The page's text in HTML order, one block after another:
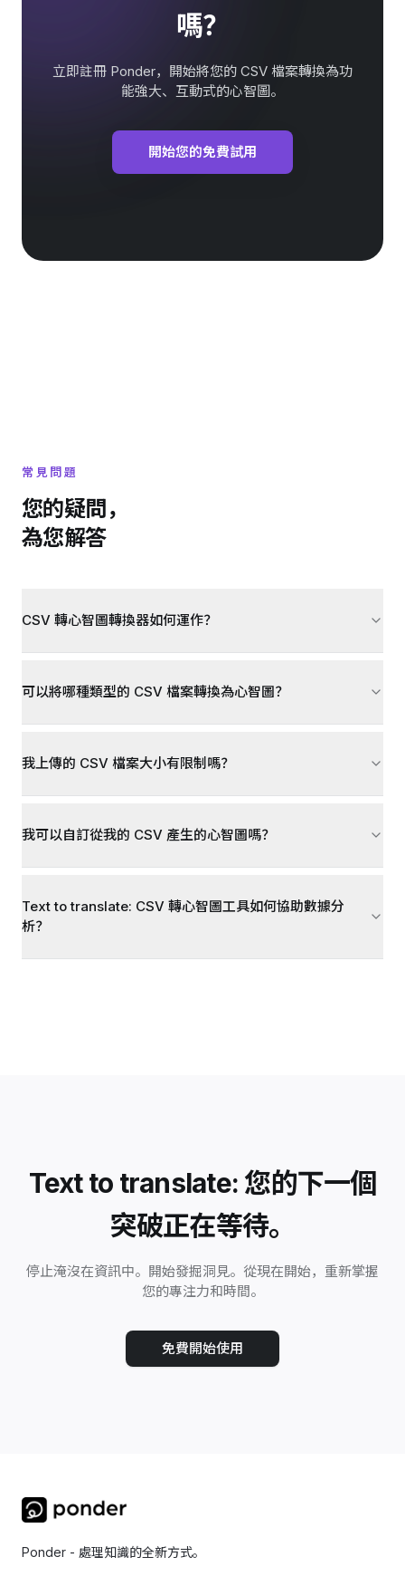
嗎？
立即註冊 Ponder，開始將您的 CSV 檔案轉換為功
能強大、互動式的心智圖。
開始您的免費試用
常見問題
您的疑問，
為您解答
CSV 轉心智圖轉換器如何運作？
可以將哪種類型的 CSV 檔案轉換為心智圖？
我上傳的 CSV 檔案大小有限制嗎？
我可以自訂從我的 CSV 產生的心智圖嗎？
Text to translate: CSV 轉心智圖工具如何協助數據分
析？
Text to translate: 您的下一個
突破正在等待。
停止淹沒在資訊中。開始發掘洞見。從現在開始，重新掌握
您的專注力和時間。
免費開始使用
Ponder - 處理知識的全新方式。